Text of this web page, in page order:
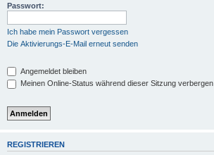
Passwort:
Ich habe mein Passwort vergessen
Die Aktivierungs-E-Mail erneut senden
Angemeldet bleiben
Meinen Online-Status während dieser Sitzung verbergen
REGISTRIEREN